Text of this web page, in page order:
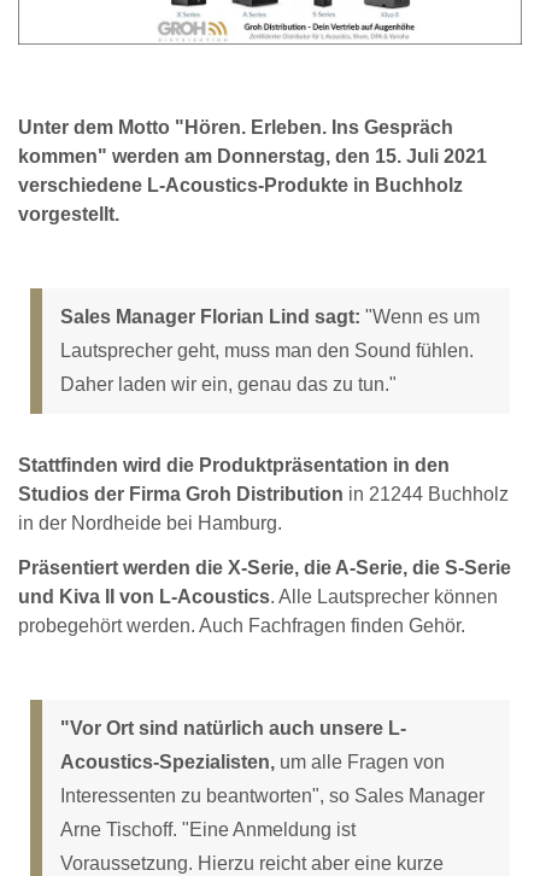
Unter dem Motto "Hören. Erleben. Ins Gespräch
kommen" werden am Donnerstag, den 15. Juli 2021
verschiedene L-Acoustics-Produkte in Buchholz
vorgestellt.
Sales Manager Florian Lind sagt: "Wenn es um
Lautsprecher geht, muss man den Sound fühlen.
Daher laden wir ein, genau das zu tun."
Stattfinden wird die Produktpräsentation in den
Studios der Firma Groh Distribution in 21244 Buchholz
in der Nordheide bei Hamburg.
Präsentiert werden die X-Serie, die A-Serie, die S-Serie
und Kiva II von L-Acoustics. Alle Lautsprecher können
probegehört werden. Auch Fachfragen finden Gehör.
"Vor Ort sind natürlich auch unsere L-
Acoustics-Spezialisten, um alle Fragen von
Interessenten zu beantworten", so Sales Manager
Arne Tischoff. "Eine Anmeldung ist
Voraussetzung. Hierzu reicht aber eine kurze